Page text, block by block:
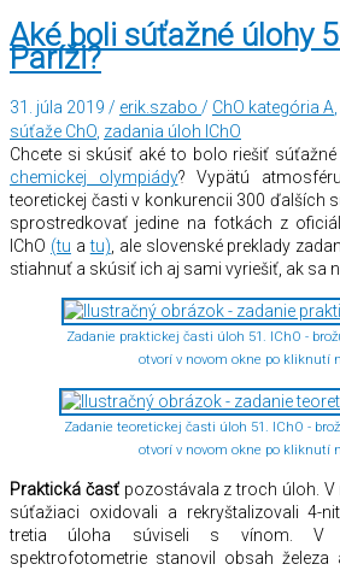
Aké boli súťažné úlohy
Paríži?
31. júla 2019 / erik.szabo / ChO kategória A,
súťaže ChO, zadania úloh IChO
Chcete si skúsiť aké to bolo riešiť
chemickej olympiády? Vypätú
teoretickej časti v konkurencii 300 ďalších
sprostredkovať jedine na fotkách z
IChO (tu atu), ale slovenské preklady
stiahnuť a skúsiť ich aj sami vyriešiť, ak sa
Zadanie praktickej časti úloh 51. IChO -
otvorí v novom okne po kliknutí
Zadanie teoretickej časti úloh 51. IChO -
otvorí v novom okne po kliknutí
Praktická časťpozostávala z troch úloh. V
súťažiaci oxidovali a rekryštalizovali 4-
tretia úloha súviseli s vínom. V
spektrofotometrie stanovil obsah